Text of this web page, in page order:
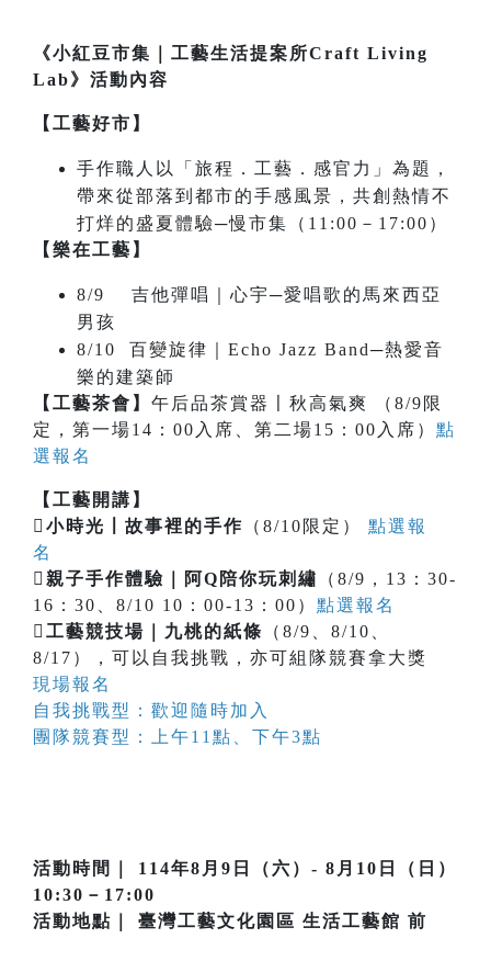
《小紅豆市集｜工藝生活提案所Craft Living
Lab》活動內容
【工藝好市】
手作職人以「旅程．工藝．感官力」為題，
帶來從部落到都市的手感風景，共創熱情不
打烊的盛夏體驗─慢市集（11:00－17:00）
【樂在工藝】
8/9 吉他彈唱｜心宇─愛唱歌的馬來西亞
男孩
8/10 百變旋律｜Echo Jazz Band─熱愛音
樂的建築師
【工藝茶會】 午后品茶賞器〡秋高氣爽 （8/9限
定，第一場14：00入席、第二場15：00入席） 點
選報名
【工藝開講】
 小時光〡故事裡的手作 （8/10限定） 點選報
名
 親子手作體驗｜阿Q陪你玩刺繡
（8/9，13：30-
16：30、8/10 10：00-13：00） 點選報名
 工藝競技場｜九桃的紙條
（8/9、8/10、
8/17），可以自我挑戰，亦可組隊競賽拿大獎
現場報名
自我挑戰型：歡迎隨時加入
團隊競賽型：上午11點、下午3點
活動時間｜ 114年8月9日（六）- 8月10日（日）
10:30－17:00
活動地點｜ 臺灣工藝文化園區 生活工藝館 前